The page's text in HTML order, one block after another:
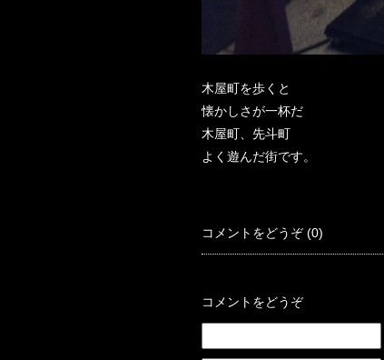
木屋町を歩くと
懐かしさが一杯だ
木屋町、先斗町
よく遊んだ街です。
コメントをどうぞ (0)
コメントをどうぞ